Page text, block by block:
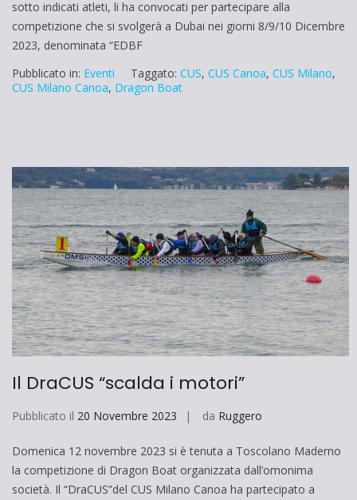
sotto indicati atleti, li ha convocati per partecipare alla
competizione che si svolgerà a Dubai nei giorni 8/9/10 Dicembre
2023, denominata “EDBF
Pubblicato in: Eventi Taggato: CUS, CUS Canoa, CUS Milano,
CUS Milano Canoa, Dragon Boat
Il DraCUS “scalda i motori”
Pubblicato il 20 Novembre 2023 da Ruggero
Domenica 12 novembre 2023 si è tenuta a Toscolano Maderno
la competizione di Dragon Boat organizzata dall’omonima
società. Il “DraCUS”del CUS Milano Canoa ha partecipato a